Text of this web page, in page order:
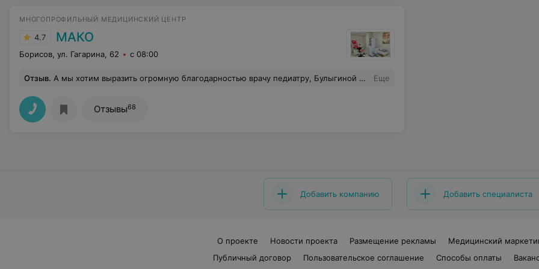
МНОГОПРОФИЛЬНЫЙ МЕДИЦИНСКИЙ ЦЕНТР
4.7 МАКО
Борисов, ул. Гагарина, 62 с 08:00
Отзыв. А мы хотим выразить огромную благодарностью врачу педиатру, Булыгиной Екатерине Александровне , были на приеме 22.12.24. И только она смогла сказать , что с ребенком и дала направление в больницу. Это было так важно и нужно в тот момент потому что у малышки оказался ковид. Еще
Отзывы68
Добавить компанию Добавить специалиста
О проекте Новости проекта Размещение рекламы
Медицинский
Публичный договор
Пользовательское соглашение Способы оплаты